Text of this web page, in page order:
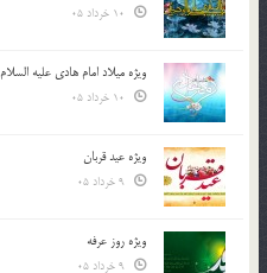
ویژه میلاد امام هادی علیه السلام
ویژه عید قربان
ویژه روز عرفه